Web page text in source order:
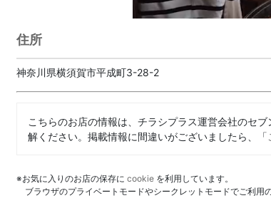
住所
神奈川県横須賀市平成町3-28-2
こちらのお店の情報は、チラシプラス運営会社のセ
解ください。掲載情報に間違いがございましたら、「
※お気に入りのお店の保存に cookie を利用しています。
ブラウザのプライベートモードやシークレットモードでご利用